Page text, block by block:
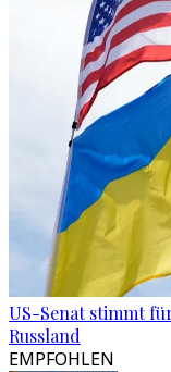
US-Senat stimmt
Russland
EMPFOHLEN